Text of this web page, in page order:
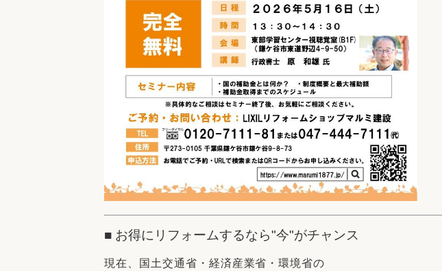
■ お得にリフォームするなら"今"がチャンス
現在、国土交通省・経済産業省・環境省の